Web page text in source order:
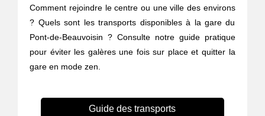
Comment rejoindre le centre ou une ville des environs
? Quels sont les transports disponibles à la gare du
Pont-de-Beauvoisin ? Consulte notre guide pratique
pour éviter les galères une fois sur place et quitter la
gare en mode zen.
Guide des transports